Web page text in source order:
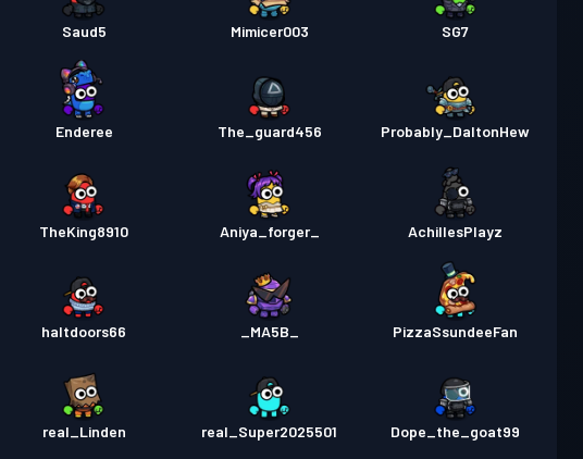
Saud5 Mimicer003 SG7
Enderee The_guard456 Probably_DaltonHew
TheKing8910 Aniya_forger_ AchillesPlayz
haltdoors66 _MA5B_ PizzaSsundeeFan
real_Linden real_Super2025501 Dope_the_goat99